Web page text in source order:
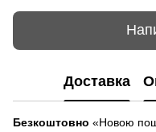
Доставка
Безкоштовно «Новою